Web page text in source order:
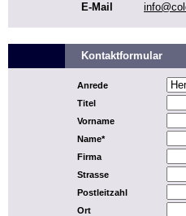
E-Mail
Kontaktformular
Anrede
Titel
Vorname
Name*
Firma
Strasse
Postleitzahl
Ort